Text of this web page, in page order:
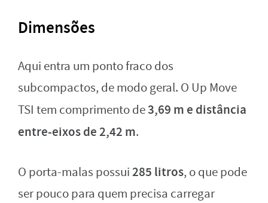
Dimensões
Aqui entra um ponto fraco dos
subcompactos, de modo geral. O Up Move
TSI tem comprimento de3,69 m e distância
entre-eixos de 2,42 m.
O porta-malas possui285 litros, o que pode
ser pouco para quem precisa carregar